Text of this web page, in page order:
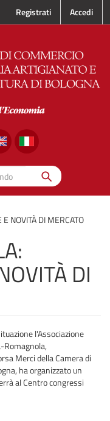
Registrati Accedi
che stai cercando
Cerca
NOVITÀ DI MERCATO
DI
l'Associazione
Romagnola,
Merci della Camera di
ha organizzato un
al Centro congressi